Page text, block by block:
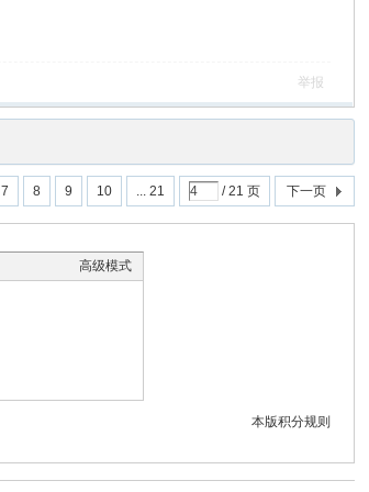
举报
7 8 9 10 ... 21 / 21 页 下一页
高级模式
本版积分规则